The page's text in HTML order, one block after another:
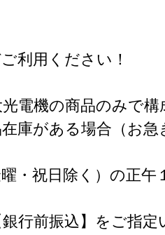
利用ください！
電機の商品のみで構
庫がある場合（お急
・祝日除く）の正午
行前振込】をご指定